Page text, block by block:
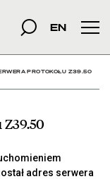
szukana fraza
Szukaj
EN
PROTOKOŁU Z39.50
adres serwera